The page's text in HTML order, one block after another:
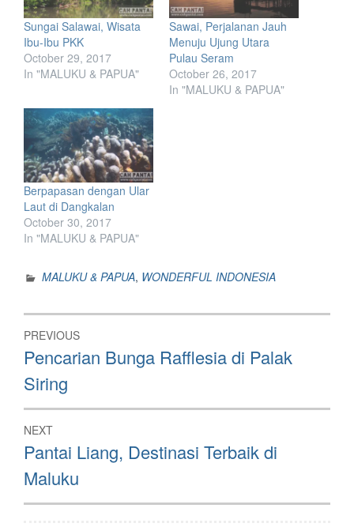
Sungai Salawai, Wisata
Ibu-Ibu PKK
October 29, 2017
In "MALUKU & PAPUA"
Sawai, Perjalanan Jauh
Menuju Ujung Utara
Pulau Seram
October 26, 2017
In "MALUKU & PAPUA"
Berpapasan dengan Ular
Laut di Dangkalan
October 30, 2017
In "MALUKU & PAPUA"
MALUKU & PAPUA, WONDERFUL INDONESIA
Post
navigation
PREVIOUS
Previous
post:
Pencarian Bunga Rafflesia di Palak
Siring
NEXT
Next
post:
Pantai Liang, Destinasi Terbaik di
Maluku